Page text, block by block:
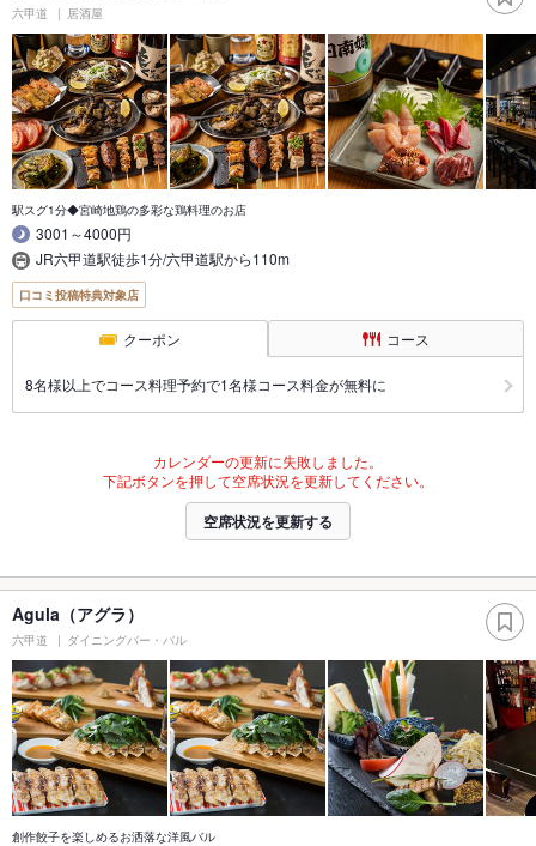
六甲道 居酒屋
駅スグ1分◆宮崎地鶏の多彩な鶏料理のお店
3001～4000円
JR六甲道駅徒歩1分/六甲道駅から110m
口コミ投稿特典対象店
クーポン コース
8名様以上でコース料理予約で1名様コース料金が無料に
カレンダーの更新に失敗しました。
下記ボタンを押して空席状況を更新してください。
空席状況を更新する
Agula（アグラ）
六甲道 ダイニングバー・バル
創作餃子を楽しめるお洒落な洋風バル